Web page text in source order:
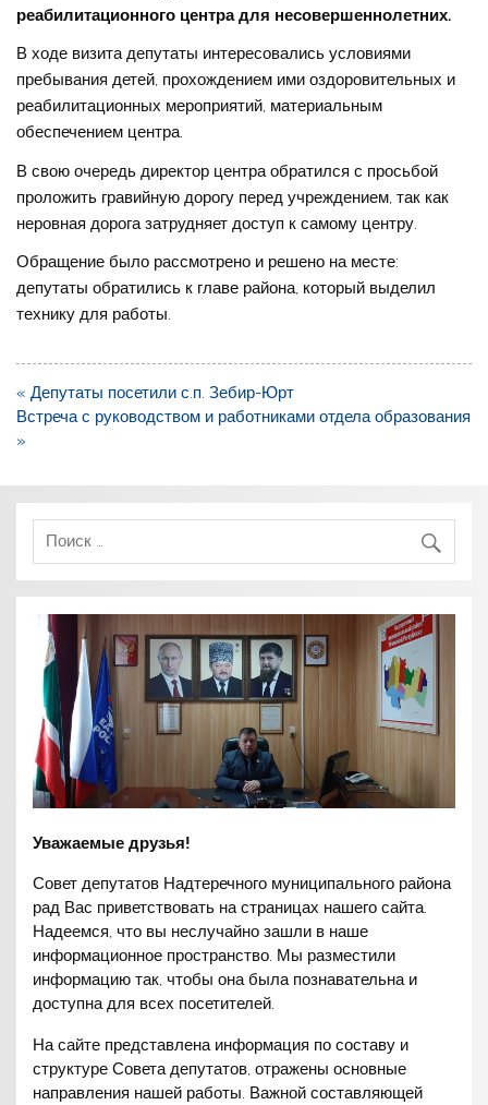
реабилитационного центра для несовершеннолетних.
В ходе визита депутаты интересовались условиями
пребывания детей, прохождением ими оздоровительных и
реабилитационных мероприятий, материальным
обеспечением центра.
В свою очередь директор центра обратился с просьбой
проложить гравийную дорогу перед учреждением, так как
неровная дорога затрудняет доступ к самому центру.
Обращение было рассмотрено и решено на месте:
депутаты обратились к главе района, который выделил
технику для работы.
Навигация
по
записям
« Депутаты посетили с.п. Зебир-Юрт
Встреча с руководством и работниками отдела образования
»
Уважаемые друзья!
Совет депутатов Надтеречного муниципального района
рад Вас приветствовать на страницах нашего сайта.
Надеемся, что вы неслучайно зашли в наше
информационное пространство. Мы разместили
информацию так, чтобы она была познавательна и
доступна для всех посетителей.
На сайте представлена информация по составу и
структуре Совета депутатов, отражены основные
направления нашей работы. Важной составляющей